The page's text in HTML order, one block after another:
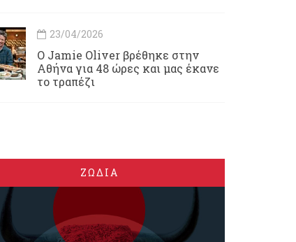
23/04/2026
Ο Jamie Oliver βρέθηκε στην
Αθήνα για 48 ώρες και μας έκανε
το τραπέζι
ΖΩΔΙΑ